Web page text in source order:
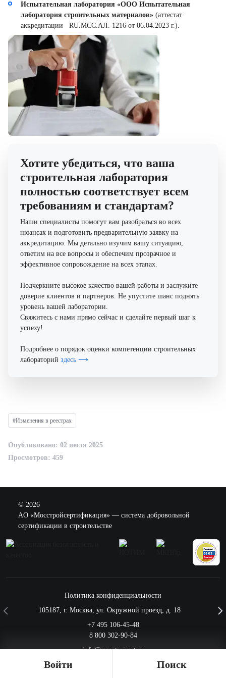
Испытательная лаборатория «ООО Испытательная
лаборатория строительных материалов» (аттестат
аккредитации RU.MCC.АЛ. 1216 от 06.04.2023 г.).
Хотите убедиться, что ваша
строительная лаборатория
полностью соответствует всем
требованиям и стандартам?
Наши специалисты помогут вам разобраться во всех
нюансах и подготовить предварительную заявку на
аккредитацию. Мы детально изучим вашу ситуацию,
ответим на все вопросы и обеспечим прозрачное и
эффективное сопровождение на всех этапах.
Подчеркните высокое качество вашей работы и заслужите
доверие клиентов и партнеров. Не упустите шанс поднять
уровень вашей лаборатории.
Свяжитесь с нами прямо сейчас и сделайте первый шаг к
успеху!
Подробнее о порядок оценки компетенции строительных
лабораторий здесь ⟶
#Изменения в реестрах
Опубликовано: 02 июля 2025
Просмотров: 459
© 2026
AO «Мосстройсертификация» — система добровольной
сертификации в строительстве
Политика конфиденциальности
105187, г. Москва, ул. Окружной проезд, д. 18
+7 495 106-45-48
8 800 302-90-84
info@mosstroicert.ru
Войти Поиск